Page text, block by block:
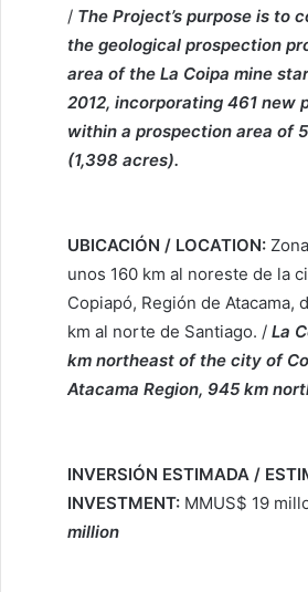
/ The Project’s purpose is to
the geological prospection
area of the La Coipa mine
2012, incorporating 461 new
within a prospection area of
(1,398 acres).
UBICACIÓN / LOCATION:
unos 160 km al noreste de la
Copiapó, Región de Atacama,
km al norte de Santiago. / La
km northeast of the city of
Atacama Region, 945 km
INVERSIÓN ESTIMADA /
INVESTMENT: MMUS$ 19
million